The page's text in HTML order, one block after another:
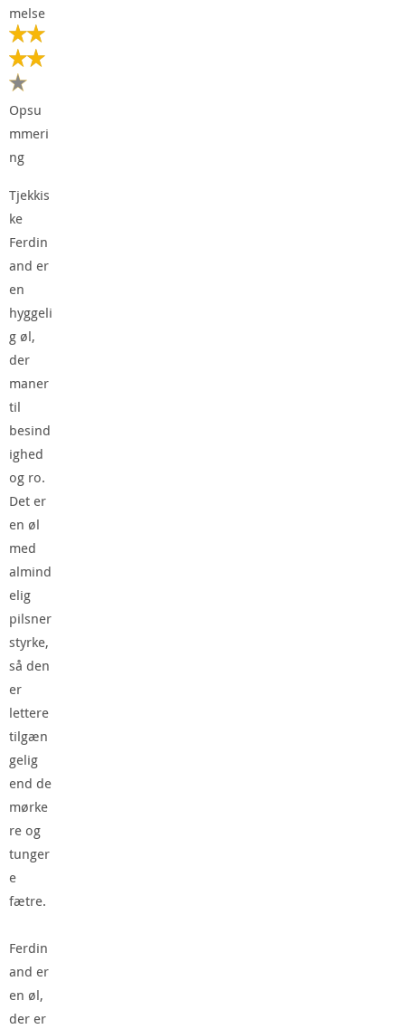
melse
Opsu
mmeri
ng
Tjekkis
ke
Ferdin
and er
en
hyggeli
g øl,
der
maner
til
besind
ighed
og ro.
Det er
en øl
med
almind
elig
pilsner
styrke,
så den
er
lettere
tilgæn
gelig
end de
mørke
re og
tunger
e
fætre.
Ferdin
and er
en øl,
der er